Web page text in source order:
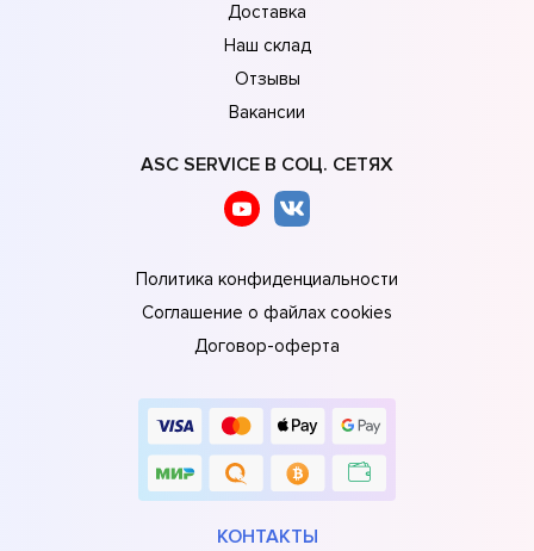
Доставка
Наш склад
Отзывы
Вакансии
ASC SERVICE В СОЦ. СЕТЯХ
Политика конфиденциальности
Соглашение о файлах cookies
Договор-оферта
КОНТАКТЫ